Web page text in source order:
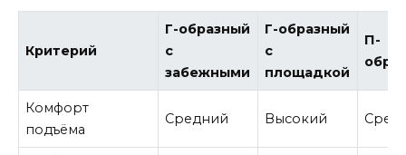
Критерий
Г-образный
с
забежными
Г-образный
с
площадкой
П-
Комфорт
подъёма
Средний Высокий